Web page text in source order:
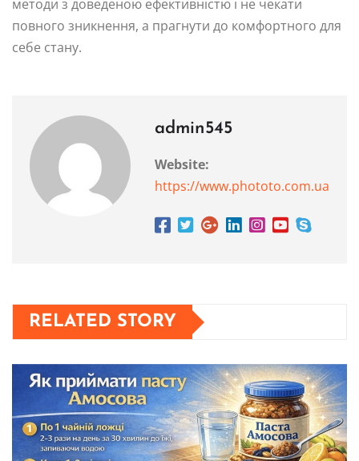
методи з доведеною ефективністю і не чекати
повного зникнення, а прагнути до комфортного для
себе стану.
admin545
Website:
https://www.phototo.com.ua
RELATED STORY